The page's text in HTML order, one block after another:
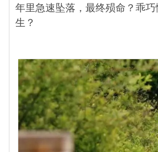
年里急速坠落，最终殒命？乖
生？